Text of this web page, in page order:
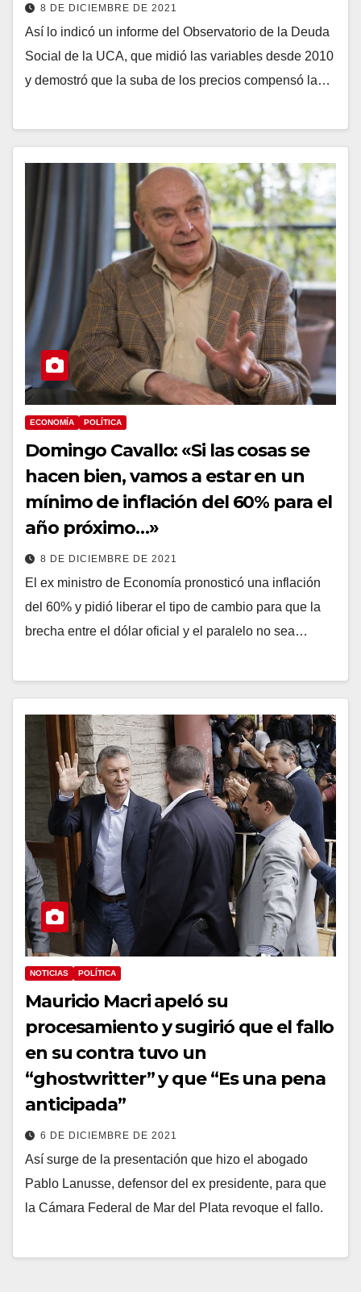
8 DE DICIEMBRE DE 2021
Así lo indicó un informe del Observatorio de la Deuda
Social de la UCA, que midió las variables desde 2010
y demostró que la suba de los precios compensó la…
ECONOMÍA POLÍTICA
Domingo Cavallo: «Si las cosas se
hacen bien, vamos a estar en un
mínimo de inflación del 60% para el
año próximo…»
8 DE DICIEMBRE DE 2021
El ex ministro de Economía pronosticó una inflación
del 60% y pidió liberar el tipo de cambio para que la
brecha entre el dólar oficial y el paralelo no sea…
NOTICIAS POLÍTICA
Mauricio Macri apeló su
procesamiento y sugirió que el fallo
en su contra tuvo un
“ghostwritter” y que “Es una pena
anticipada”
6 DE DICIEMBRE DE 2021
Así surge de la presentación que hizo el abogado
Pablo Lanusse, defensor del ex presidente, para que
la Cámara Federal de Mar del Plata revoque el fallo.